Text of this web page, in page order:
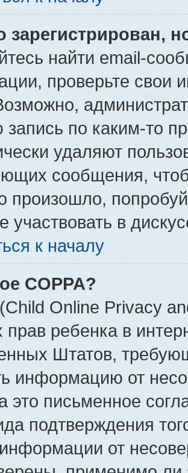
зарегистрирован,
найти email-
проверьте свои
запись по каким-то
удаляют
сообщения,
произошло,
участвовать в
к началу
COPPA?
Online Privacy
прав ребенка в
Штатов,
информацию от
это письменное
подтверждения
от